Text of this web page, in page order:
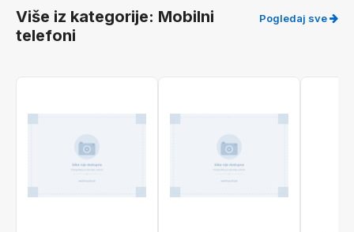
Više iz kategorije: Mobilni
telefoni
Pogledaj sve